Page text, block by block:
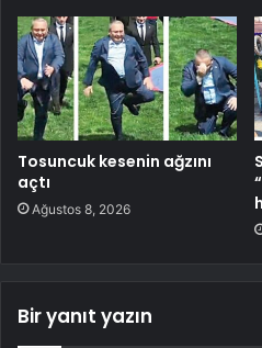
Tosuncuk kesenin ağzını
açtı
Ağustos 8, 2026
Bir yanıt yazın